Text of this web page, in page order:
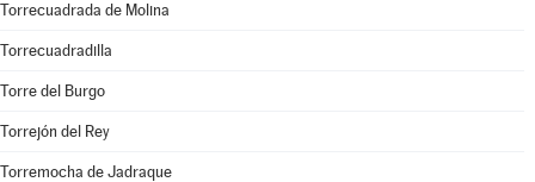
Torrecuadrada de Molina
Torrecuadradilla
Torre del Burgo
Torrejón del Rey
Torremocha de Jadraque